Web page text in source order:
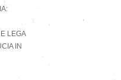
LEGA
IN